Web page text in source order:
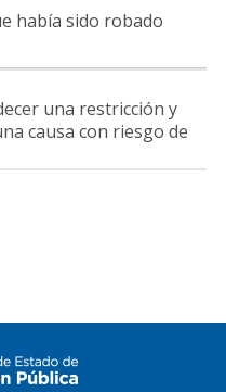
había sido robado
una restricción y
causa con riesgo de